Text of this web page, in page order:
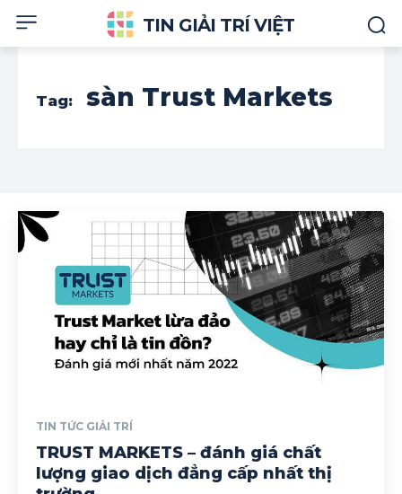
TIN GIẢI TRÍ VIỆT
Tag: sàn Trust Markets
TIN TỨC GIẢI TRÍ
TRUST MARKETS – đánh giá chất
lượng giao dịch đẳng cấp nhất thị